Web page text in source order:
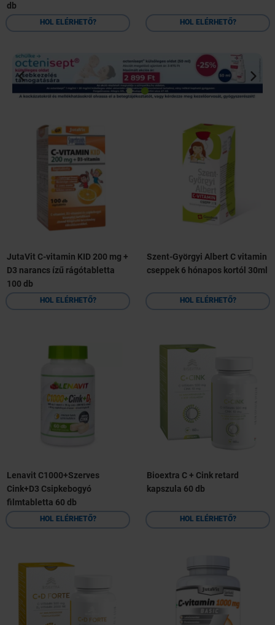
db
HOL ELÉRHETŐ? HOL ELÉRHETŐ?
JutaVit C-vitamin KID 200 mg +
D3 narancs ízű rágótabletta
100 db
HOL ELÉRHETŐ?
Szent-Györgyi Albert C vitamin
cseppek 6 hónapos kortól 30ml
HOL ELÉRHETŐ?
Lenavit C1000+Szerves
Cink+D3 Csipkebogyó
filmtabletta 60 db
HOL ELÉRHETŐ?
Bioextra C + Cink retard
kapszula 60 db
HOL ELÉRHETŐ?